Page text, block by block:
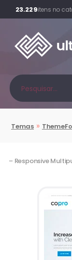
23.229itens no
Temas »
– Responsive